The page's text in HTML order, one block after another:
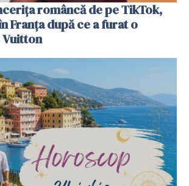
româncă de pe TikTok,
Franța după ce a furat o